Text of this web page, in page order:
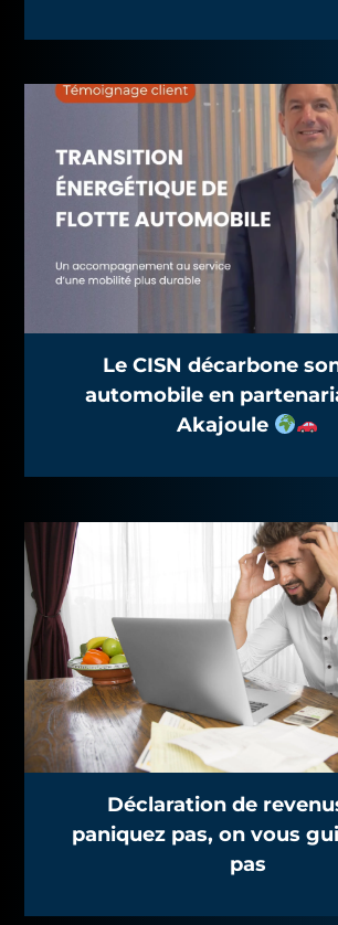
Le CISN décarbone
automobile en
Akajoule
Déclaration de
paniquez pas, on vous
pas